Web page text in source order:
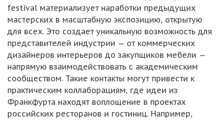
festival материализует наработки предыдущих
мастерских в масштабную экспозицию, открытую
для всех. Это создает уникальную возможность для
представителей индустрии — от коммерческих
дизайнеров интерьеров до закупщиков мебели —
напрямую взаимодействовать с академическим
сообществом. Такие контакты могут привести к
практическим коллаборациям, где идеи из
Франкфурта находят воплощение в проектах
российских ресторанов и гостиниц. Например,